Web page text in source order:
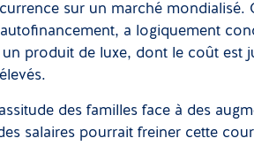
sur un marché mondialisé.
a logiquement
produit de luxe, dont le coût est
des familles face à des
salaires pourrait freiner cette